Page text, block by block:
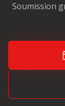
Soumission